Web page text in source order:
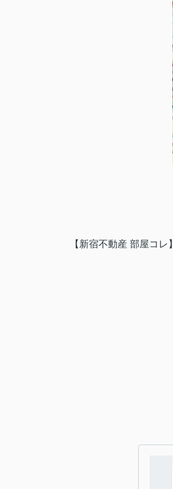
【新宿不動産 部屋コレ】